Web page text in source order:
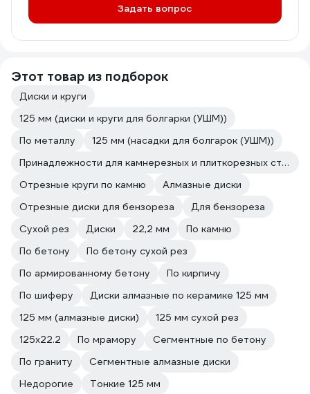
Задать вопрос
Этот товар из подборок
Диски и круги
125 мм (диски и круги для болгарки (УШМ))
По металлу
125 мм (насадки для болгарок (УШМ))
Принадлежности для камнерезных и плиткорезных станков
Отрезные круги по камню
Алмазные диски
Отрезные диски для бензореза
Для бензореза
Сухой рез
Диски 22,2 мм
По камню
По бетону
По бетону сухой рез
По армированному бетону
По кирпичу
По шиферу
Диски алмазные по керамике 125 мм
125 мм (алмазные диски)
125 мм сухой рез
125х22.2
По мрамору
Сегментные по бетону
По граниту
Сегментные алмазные диски
Недорогие
Тонкие 125 мм